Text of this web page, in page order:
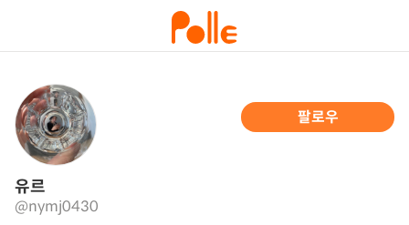
팔로우
유르
@nymj0430